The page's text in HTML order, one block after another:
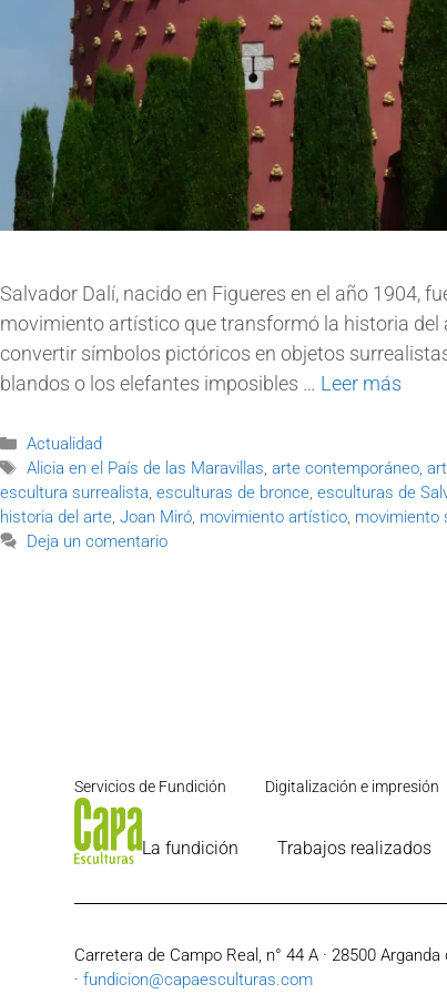
Salvador Dalí, nacido en Figueres en el año 1904,
movimiento artístico que transformó la historia del
convertir símbolos pictóricos en objetos
blandos o los elefantes imposibles … Leer más
Actualidad
Alicia en el País de las Maravillas,arte contemporáneo,
escultura surrealista, esculturas de bronce, esculturas de
historia del arte, Joan Miró, movimiento artístico, movimiento
Deja un comentario
Servicios de Fundición Digitalización e impresión
La fundición Trabajos realizados
Carretera de Campo Real, n° 44 A · 28500 Arganda
·fundicion@capaesculturas.com